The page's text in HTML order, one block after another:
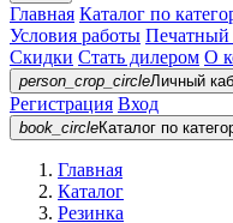
Главная Каталог по
Условия работы Печатный
Скидки Стать дилером О
person_crop_circleЛичный
Регистрация Вход
book_circleКаталог по
Главная
Каталог
Резинка